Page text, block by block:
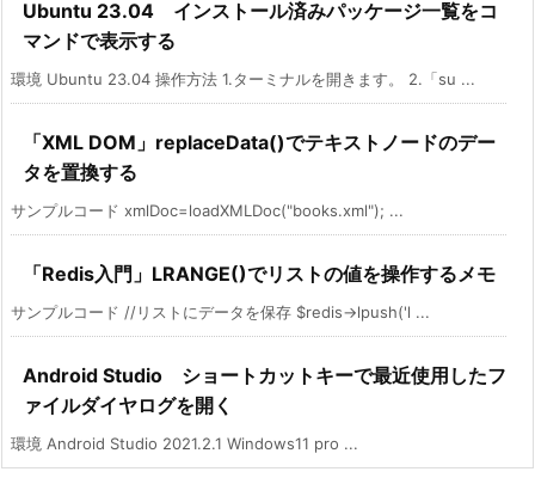
Ubuntu 23.04 インストール済みパッケージ一覧をコ
マンドで表示する
環境 Ubuntu 23.04 操作方法 1.ターミナルを開きます。 2.「su ...
「XML DOM」replaceData()でテキストノードのデー
タを置換する
サンプルコード xmlDoc=loadXMLDoc("books.xml"); ...
「Redis入門」LRANGE()でリストの値を操作するメモ
サンプルコード //リストにデータを保存 $redis->lpush('l ...
Android Studio ショートカットキーで最近使用したフ
ァイルダイヤログを開く
環境 Android Studio 2021.2.1 Windows11 pro ...